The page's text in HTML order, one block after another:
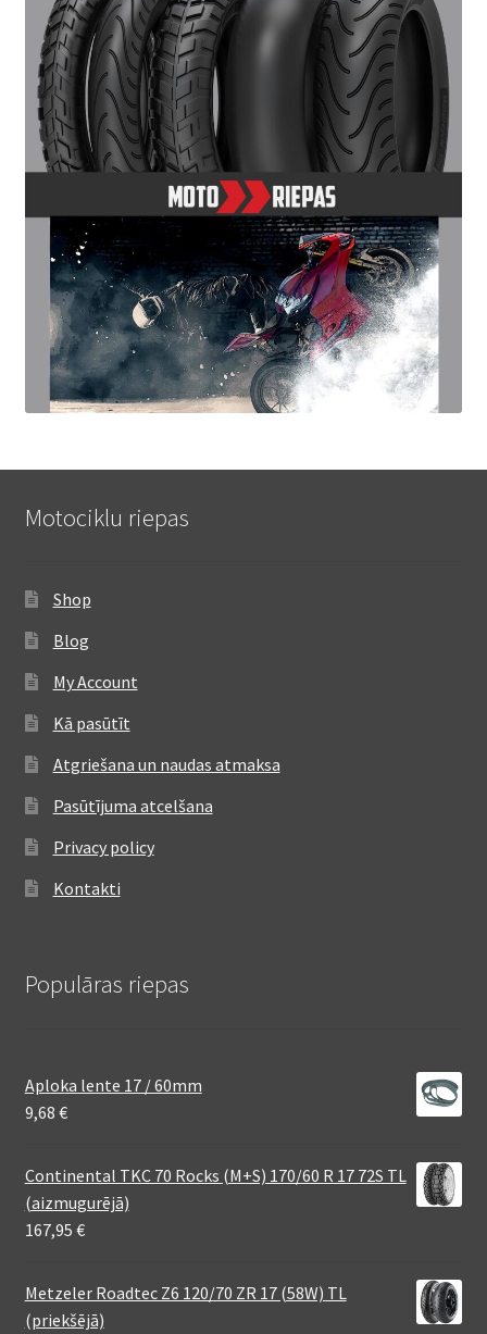
Motociklu riepas
Shop
Blog
My Account
Kā pasūtīt
Atgriešana un naudas atmaksa
Pasūtījuma atcelšana
Privacy policy
Kontakti
Populāras riepas
Aploka lente 17 / 60mm
9,68 €
Continental TKC 70 Rocks (M+S) 170/60 R 17 72S TL
(aizmugurējā)
167,95 €
Metzeler Roadtec Z6 120/70 ZR 17 (58W) TL
(priekšējā)